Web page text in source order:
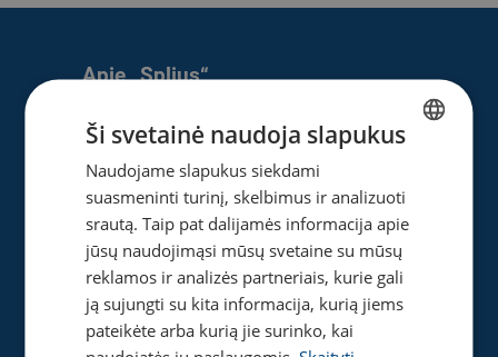
Apie „Splius“
Naujienos
Karjera
Privatumo ir slapukų politika
Naudinga
Gaukite pasiūlymą
ENGLISH
Ši svetainė naudoja slapukus
Naudojame slapukus siekdami
suasmeninti turinį, skelbimus ir analizuoti
srautą. Taip pat dalijamės informacija apie
jūsų naudojimąsi mūsų svetaine su mūsų
reklamos ir analizės partneriais, kurie gali
ją sujungti su kita informacija, kurią jiems
pateikėte arba kurią jie surinko, kai